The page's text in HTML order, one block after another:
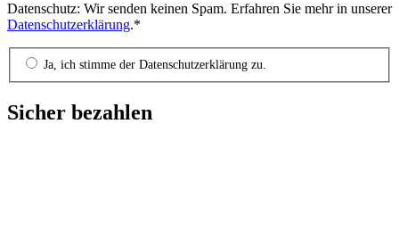
Datenschutz: Wir senden keinen Spam. Erfahren Sie mehr in unserer
Datenschutzerklärung.*
Ja, ich stimme der Datenschutzerklärung zu.
Sicher bezahlen